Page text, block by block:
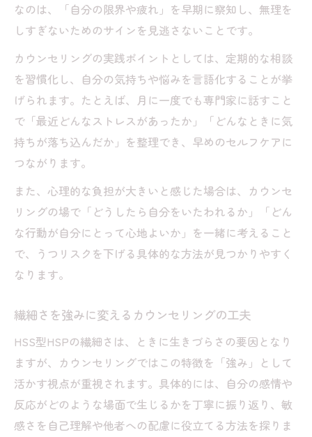
なのは、「自分の限界や疲れ」を早期に察知し、無理を
しすぎないためのサインを見逃さないことです。
カウンセリングの実践ポイントとしては、定期的な相談
を習慣化し、自分の気持ちや悩みを言語化することが挙
げられます。たとえば、月に一度でも専門家に話すこと
で「最近どんなストレスがあったか」「どんなときに気
持ちが落ち込んだか」を整理でき、早めのセルフケアに
つながります。
また、心理的な負担が大きいと感じた場合は、カウンセ
リングの場で「どうしたら自分をいたわれるか」「どん
な行動が自分にとって心地よいか」を一緒に考えること
で、うつリスクを下げる具体的な方法が見つかりやすく
なります。
繊細さを強みに変えるカウンセリングの工夫
HSS型HSPの繊細さは、ときに生きづらさの要因となり
ますが、カウンセリングではこの特徴を「強み」として
活かす視点が重視されます。具体的には、自分の感情や
反応がどのような場面で生じるかを丁寧に振り返り、敏
感さを自己理解や他者への配慮に役立てる方法を探りま